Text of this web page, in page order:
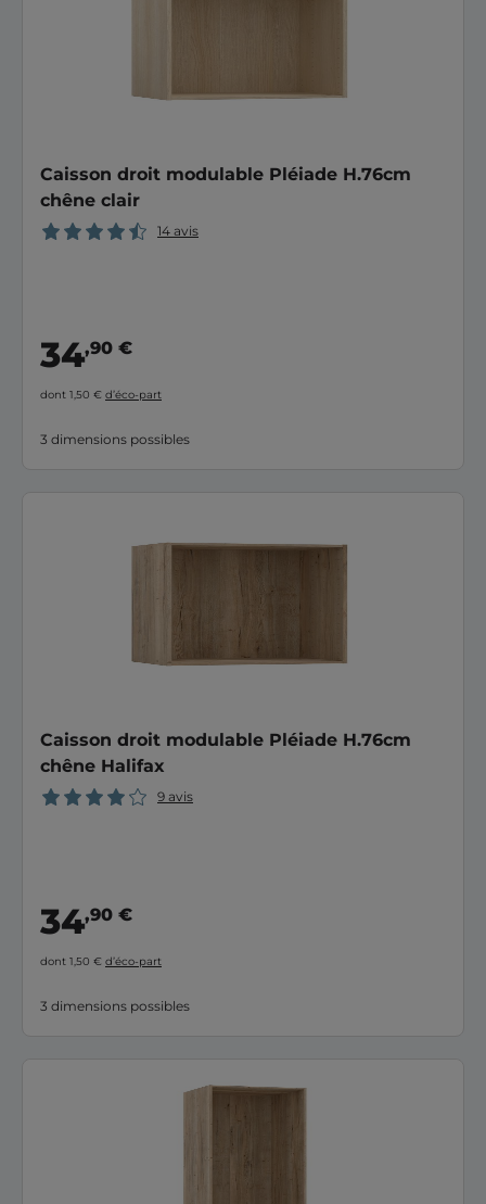
Caisson droit modulable Pléiade H.76cm
chêne clair
14 avis
34,90 €
dont 1,50 € d’éco-part
3 dimensions possibles
Caisson droit modulable Pléiade H.76cm
chêne Halifax
9 avis
34,90 €
dont 1,50 € d’éco-part
3 dimensions possibles